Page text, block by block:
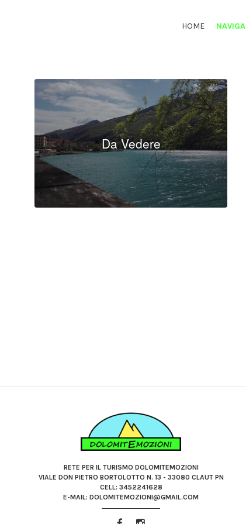
HOME NAVIGA
Da Vedere
RETE PER IL TURISMO DOLOMITEMOZIONI
VIALE DON PIETRO BORTOLOTTO N. 13 - 33080 CLAUT PN
CELL: 3452241628
E-MAIL: DOLOMITEMOZIONI@GMAIL.COM